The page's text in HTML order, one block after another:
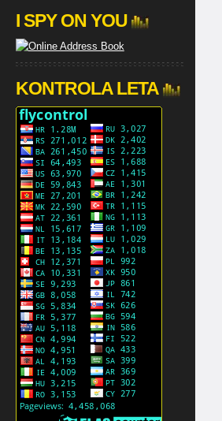
I SPY ON YOU
KONTROLA LETA